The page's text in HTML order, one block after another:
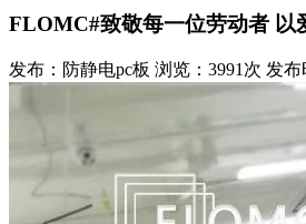
FLOMC#致敬每一位劳动者 以
发布：防静电pc板 浏览：3991次 发布